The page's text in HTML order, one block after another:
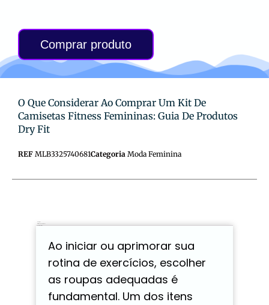
R$59,76.
R$59,17.
Comprar produto
O Que Considerar Ao Comprar Um Kit De
Camisetas Fitness Femininas: Guia De Produtos
Dry Fit
REF MLB3325740681Categoria Moda Feminina
Ao iniciar ou aprimorar sua
rotina de exercícios, escolher
as roupas adequadas é
fundamental. Um dos itens